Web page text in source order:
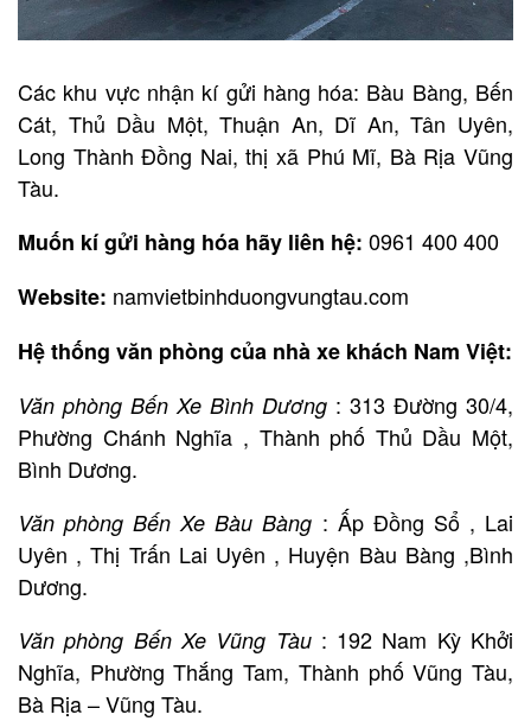
Các khu vực nhận kí gửi hàng hóa: Bàu Bàng, Bến
Cát, Thủ Dầu Một, Thuận An, Dĩ An, Tân Uyên,
Long Thành Đồng Nai, thị xã Phú Mĩ, Bà Rịa Vũng
Tàu.
Muốn kí gửi hàng hóa hãy liên hệ: 0961 400 400
Website: namvietbinhduongvungtau.com
Hệ thống văn phòng của nhà xe khách Nam Việt:
Văn phòng Bến Xe Bình Dương : 313 Đường 30/4,
Phường Chánh Nghĩa , Thành phố Thủ Dầu Một,
Bình Dương.
Văn phòng Bến Xe Bàu Bàng : Ấp Đồng Sổ , Lai
Uyên , Thị Trấn Lai Uyên , Huyện Bàu Bàng ,Bình
Dương.
Văn phòng Bến Xe Vũng Tàu: 192 Nam Kỳ Khởi
Nghĩa, Phường Thắng Tam, Thành phố Vũng Tàu,
Bà Rịa – Vũng Tàu.